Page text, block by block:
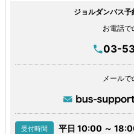
ジョルダンバス予
お電話で
03-
メール
受付時間 平日 10:00 ～